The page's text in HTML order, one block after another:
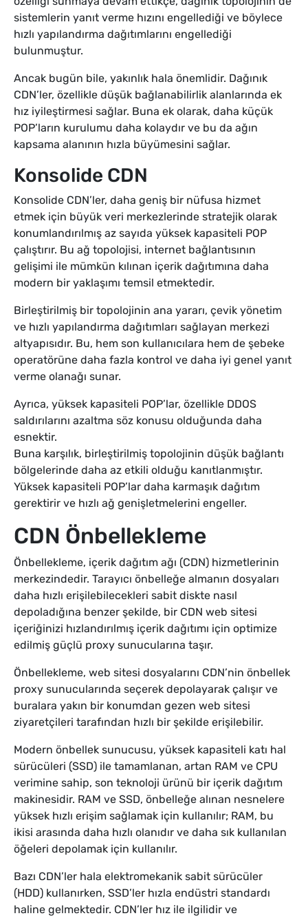
sistemlerin yanıt verme hızını engellediği ve böylece
hızlı yapılandırma dağıtımlarını engellediği
bulunmuştur.
Ancak bugün bile, yakınlık hala önemlidir. Dağınık
CDN’ler, özellikle düşük bağlanabilirlik alanlarında ek
hız iyileştirmesi sağlar. Buna ek olarak, daha küçük
POP’ların kurulumu daha kolaydır ve bu da ağın
kapsama alanının hızla büyümesini sağlar.
Konsolide CDN
Konsolide CDN’ler, daha geniş bir nüfusa hizmet
etmek için büyük veri merkezlerinde stratejik olarak
konumlandırılmış az sayıda yüksek kapasiteli POP
çalıştırır. Bu ağ topolojisi, internet bağlantısının
gelişimi ile mümkün kılınan içerik dağıtımına daha
modern bir yaklaşımı temsil etmektedir.
Birleştirilmiş bir topolojinin ana yararı, çevik yönetim
ve hızlı yapılandırma dağıtımları sağlayan merkezi
altyapısıdır. Bu, hem son kullanıcılara hem de şebeke
operatörüne daha fazla kontrol ve daha iyi genel yanıt
verme olanağı sunar.
Ayrıca, yüksek kapasiteli POP’lar, özellikle DDOS
saldırılarını azaltma söz konusu olduğunda daha
esnektir.
Buna karşılık, birleştirilmiş topolojinin düşük bağlantı
bölgelerinde daha az etkili olduğu kanıtlanmıştır.
Yüksek kapasiteli POP’lar daha karmaşık dağıtım
gerektirir ve hızlı ağ genişletmelerini engeller.
CDN Önbellekleme
Önbellekleme, içerik dağıtım ağı (CDN) hizmetlerinin
merkezindedir. Tarayıcı önbelleğe almanın dosyaları
daha hızlı erişilebilecekleri sabit diskte nasıl
depoladığına benzer şekilde, bir CDN web sitesi
içeriğinizi hızlandırılmış içerik dağıtımı için optimize
edilmiş güçlü proxy sunucularına taşır.
Önbellekleme, web sitesi dosyalarını CDN’nin önbellek
proxy sunucularında seçerek depolayarak çalışır ve
buralara yakın bir konumdan gezen web sitesi
ziyaretçileri tarafından hızlı bir şekilde erişilebilir.
Modern önbellek sunucusu, yüksek kapasiteli katı hal
sürücüleri (SSD) ile tamamlanan, artan RAM ve CPU
verimine sahip, son teknoloji ürünü bir içerik dağıtım
makinesidir. RAM ve SSD, önbelleğe alınan nesnelere
yüksek hızlı erişim sağlamak için kullanılır; RAM, bu
ikisi arasında daha hızlı olanıdır ve daha sık kullanılan
öğeleri depolamak için kullanılır.
Bazı CDN’ler hala elektromekanik sabit sürücüler
(HDD) kullanırken, SSD’ler hızla endüstri standardı
haline gelmektedir. CDN’ler hız ile ilgilidir ve